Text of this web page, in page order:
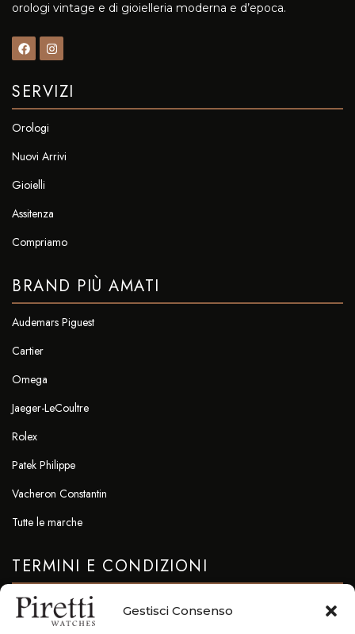
Gestisci Consenso
orologi vintage e di gioielleria moderna e d’epoca.
SERVIZI
Orologi
Nuovi Arrivi
Gioielli
Assitenza
Compriamo
BRAND PIÙ AMATI
Audemars Piguest
Cartier
Omega
Jaeger-LeCoultre
Rolex
Patek Philippe
Vacheron Constantin
Tutte le marche
TERMINI E CONDIZIONI
Privacy & Cookie Policy